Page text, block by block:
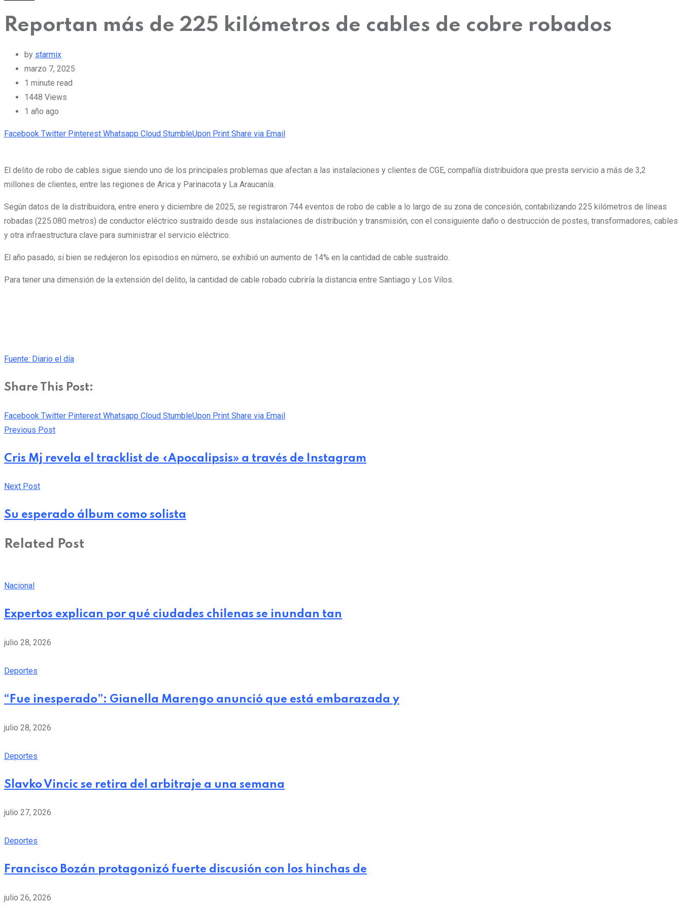
Reportan más de 225 kilómetros de cables de cobre robados
by starmix
marzo 7, 2025
1 minute read
1448 Views
1 año ago
Facebook Twitter Pinterest Whatsapp Cloud StumbleUpon Print Share via Email
El delito de robo de cables sigue siendo uno de los principales problemas que afectan a las instalaciones y clientes de CGE, compañía distribuidora que presta servicio a más de 3,2
millones de clientes, entre las regiones de Arica y Parinacota y La Araucanía.
Según datos de la distribuidora, entre enero y diciembre de 2025, se registraron 744 eventos de robo de cable a lo largo de su zona de concesión, contabilizando 225 kilómetros de líneas
robadas (225.080 metros) de conductor eléctrico sustraído desde sus instalaciones de distribución y transmisión, con el consiguiente daño o destrucción de postes, transformadores, cables
y otra infraestructura clave para suministrar el servicio eléctrico.
El año pasado, si bien se redujeron los episodios en número, se exhibió un aumento de 14% en la cantidad de cable sustraído.
Para tener una dimensión de la extensión del delito, la cantidad de cable robado cubriría la distancia entre Santiago y Los Vilos.
Fuente: Diario el día
Share This Post:
Facebook Twitter Pinterest Whatsapp Cloud StumbleUpon Print Share via Email
Previous Post
Cris Mj revela el tracklist de «Apocalipsis» a través de Instagram
Next Post
Su esperado álbum como solista
Related Post
Nacional
Expertos explican por qué ciudades chilenas se inundan tan
julio 28, 2026
Deportes
“Fue inesperado”: Gianella Marengo anunció que está embarazada y
julio 28, 2026
Deportes
Slavko Vincic se retira del arbitraje a una semana
julio 27, 2026
Deportes
Francisco Bozán protagonizó fuerte discusión con los hinchas de
julio 26, 2026